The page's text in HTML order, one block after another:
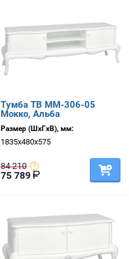
Тумба ТВ ММ-306-05
Мокко, Альба
Размер (ШхГхВ), мм:
1835х480х575
84 210
75 789